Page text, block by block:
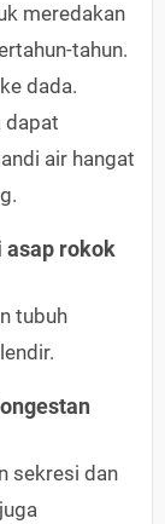
meredakan
tahun.
dada.
dapat
air hangat
asap rokok
tubuh
sekresi dan